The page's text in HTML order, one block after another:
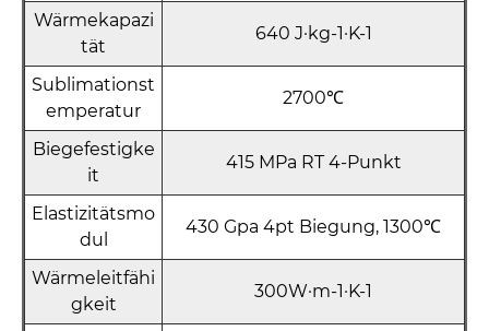
Wärmekapazi
tät
640 J·kg-1·K-1
Sublimationst
emperatur
2700℃
Biegefestigke
it
415 MPa RT 4-Punkt
Elastizitätsmo
dul
430 Gpa 4pt Biegung, 1300℃
Wärmeleitfähi
gkeit
300W·m-1·K-1